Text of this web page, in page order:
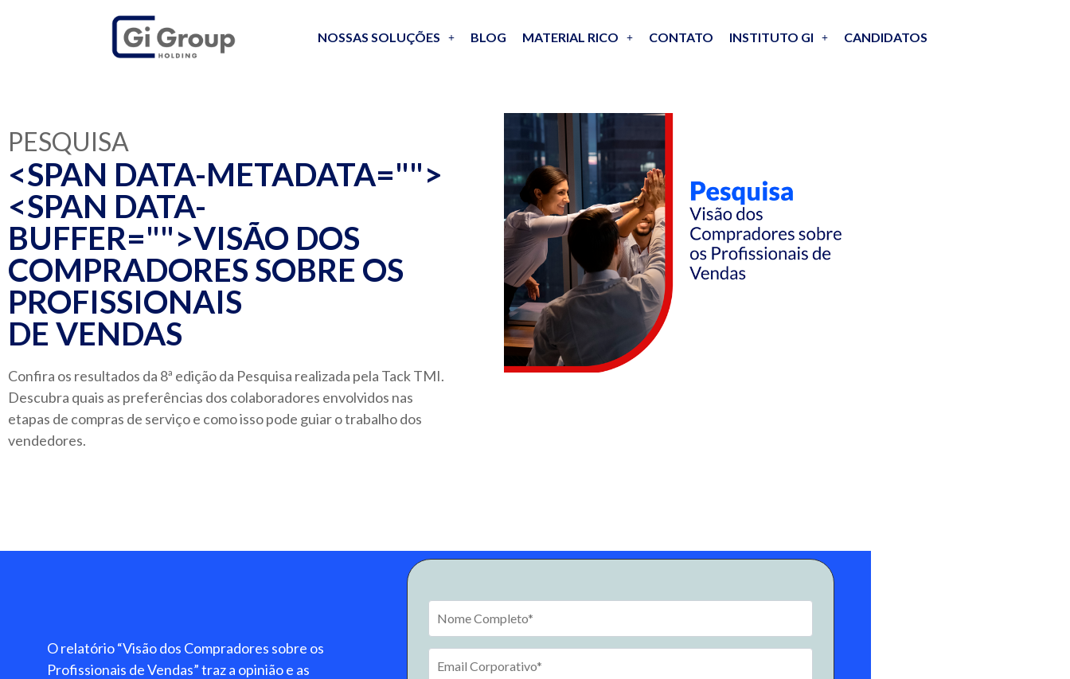
NOSSAS SOLUÇÕES BLOG MATERIAL RICO CONTATO INSTITUTO GI CANDIDATOS
PESQUISA
<SPAN DATA-METADATA="">
<SPAN DATA-
BUFFER="">VISÃO DOS
COMPRADORES SOBRE OS
PROFISSIONAIS
DE VENDAS
Confira os resultados da 8ª edição da Pesquisa realizada pela Tack TMI.
Descubra quais as preferências dos colaboradores envolvidos nas
etapas de compras de serviço e como isso pode guiar o trabalho dos
vendedores.
O relatório “Visão dos Compradores sobre os
Profissionais de Vendas” traz a opinião e as